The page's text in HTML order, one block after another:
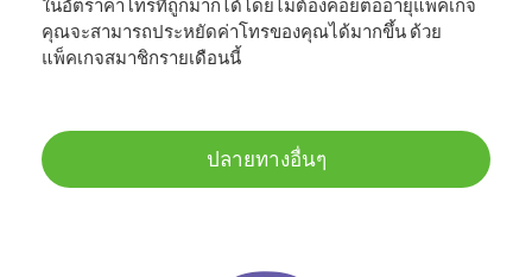
ในอัตราค่าโทรที่ถูกมากได้โดยไม่ต้องคอยต่ออายุแพ็คเกจ
คุณจะสามารถประหยัดค่าโทรของคุณได้มากขึ้น ด้วย
แพ็คเกจสมาชิกรายเดือนนี้
ปลายทางอื่นๆ